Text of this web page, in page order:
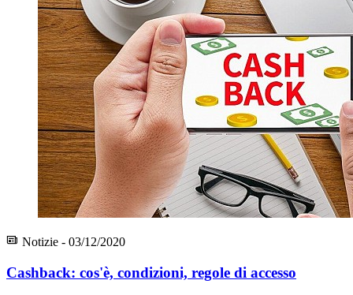
Notizie - 03/12/2020
Cashback: cos'è, condizioni, regole di accesso